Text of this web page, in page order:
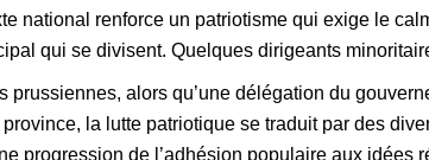
national renforce un patriotisme qui exige le
qui se divisent. Quelques dirigeants
prussiennes, alors qu’une délégation du
la lutte patriotique se traduit par des
progression de l’adhésion populaire aux